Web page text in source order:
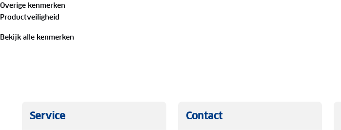
Overige kenmerken
Productveiligheid
Bekijk alle kenmerken
Service Contact